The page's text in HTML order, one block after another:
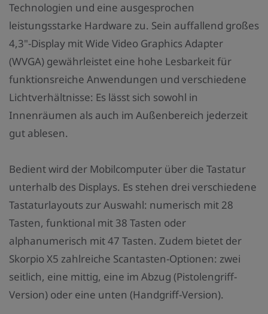
Technologien und eine ausgesprochen
leistungsstarke Hardware zu. Sein auffallend großes
4,3"-Display mit Wide Video Graphics Adapter
(WVGA) gewährleistet eine hohe Lesbarkeit für
funktionsreiche Anwendungen und verschiedene
Lichtverhältnisse: Es lässt sich sowohl in
Innenräumen als auch im Außenbereich jederzeit
gut ablesen.
Bedient wird der Mobilcomputer über die Tastatur
unterhalb des Displays. Es stehen drei verschiedene
Tastaturlayouts zur Auswahl: numerisch mit 28
Tasten, funktional mit 38 Tasten oder
alphanumerisch mit 47 Tasten. Zudem bietet der
Skorpio X5 zahlreiche Scantasten-Optionen: zwei
seitlich, eine mittig, eine im Abzug (Pistolengriff-
Version) oder eine unten (Handgriff-Version).